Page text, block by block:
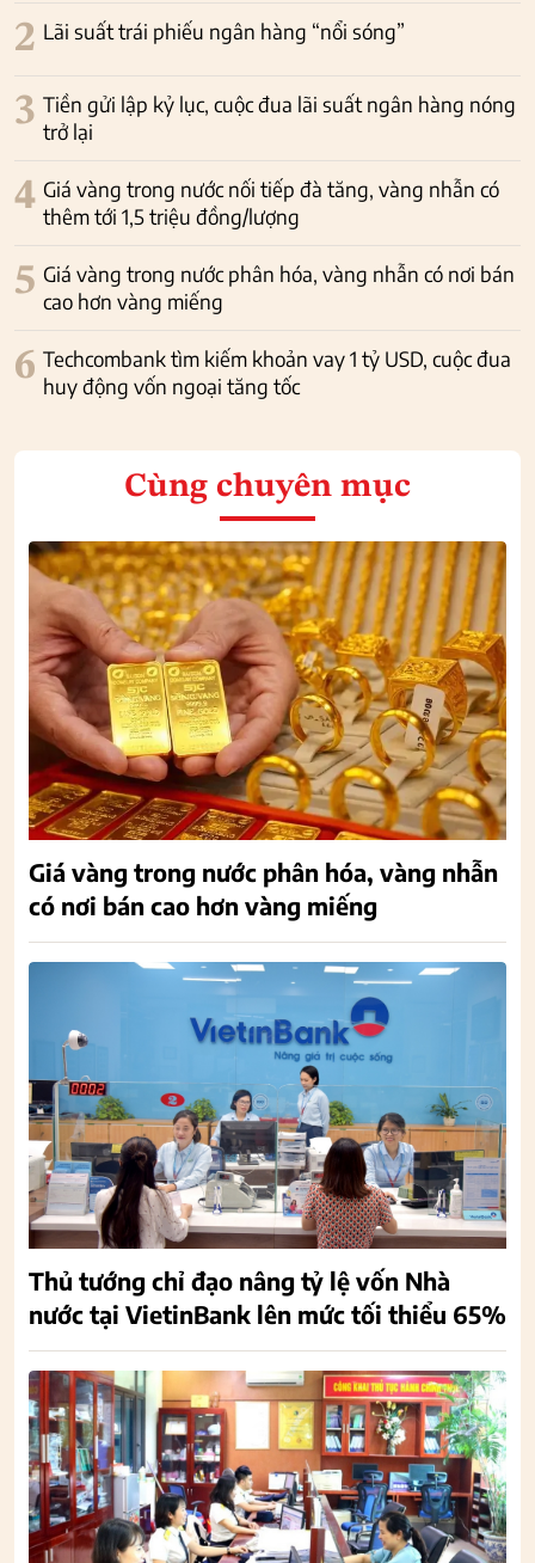
2 Lãi suất trái phiếu ngân hàng “nổi sóng”
3 Tiền gửi lập kỷ lục, cuộc đua lãi suất ngân hàng nóng
trở lại
4 Giá vàng trong nước nối tiếp đà tăng, vàng nhẫn có
thêm tới 1,5 triệu đồng/lượng
5 Giá vàng trong nước phân hóa, vàng nhẫn có nơi bán
cao hơn vàng miếng
6 Techcombank tìm kiếm khoản vay 1 tỷ USD, cuộc đua
huy động vốn ngoại tăng tốc
Cùng chuyên mục
Giá vàng trong nước phân hóa, vàng nhẫn
có nơi bán cao hơn vàng miếng
Thủ tướng chỉ đạo nâng tỷ lệ vốn Nhà
nước tại VietinBank lên mức tối thiểu 65%